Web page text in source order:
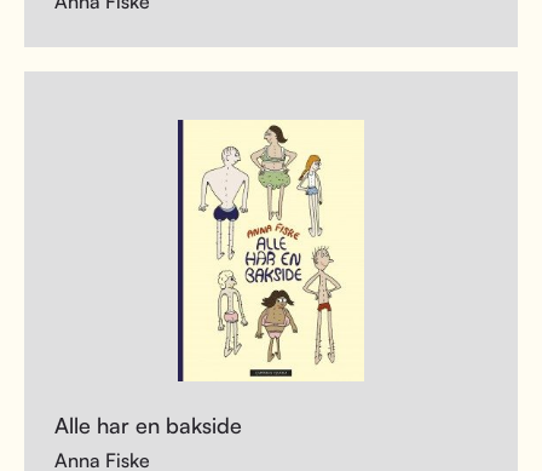
Alle har en bakside
Anna Fiske